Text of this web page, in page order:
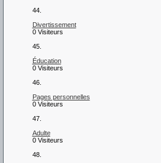
44.
Divertissement
0 Visiteurs
45.
Éducation
0 Visiteurs
46.
Pages personnelles
0 Visiteurs
47.
Adulte
0 Visiteurs
48.